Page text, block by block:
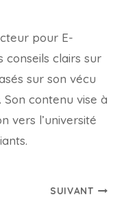
pour E-
clairs sur
sur son vécu
contenu vise à
vers l’université
SUIVANT